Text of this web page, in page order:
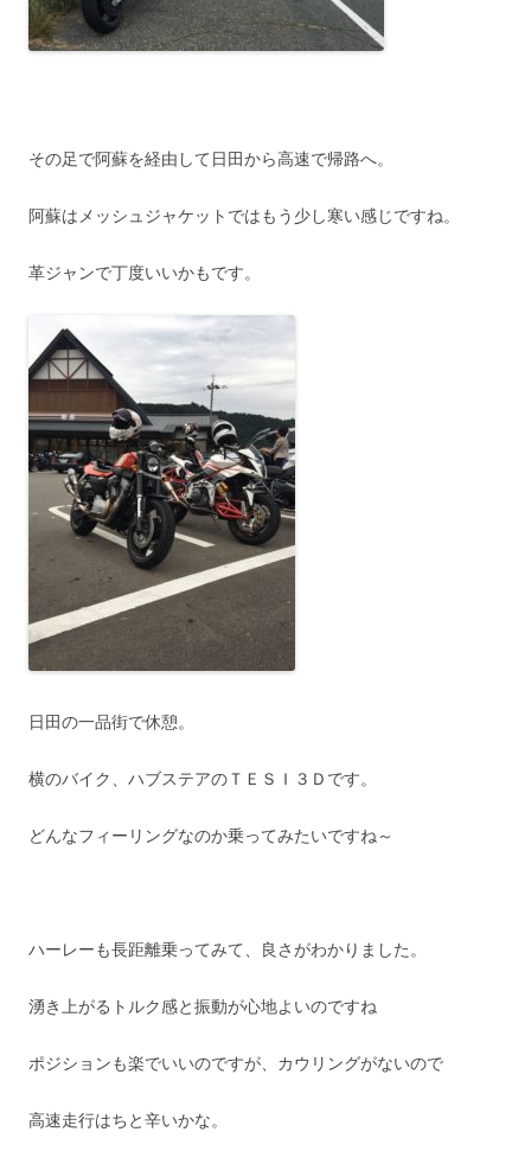
その足で阿蘇を経由して日田から高速で帰路へ。
阿蘇はメッシュジャケットではもう少し寒い感じですね。
革ジャンで丁度いいかもです。
日田の一品街で休憩。
横のバイク、ハブステアのＴＥＳＩ３Ｄです。
どんなフィーリングなのか乗ってみたいですね～
ハーレーも長距離乗ってみて、良さがわかりました。
湧き上がるトルク感と振動が心地よいのですね
ポジションも楽でいいのですが、カウリングがないので
高速走行はちと辛いかな。